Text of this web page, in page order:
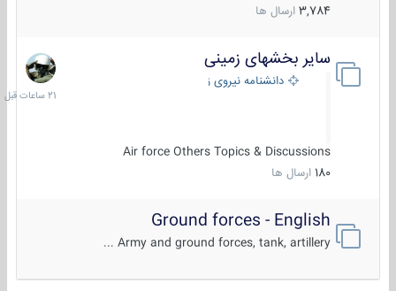
3,784 ارسال ها
سایر بخشهای زمینی
دانشنامه نیروی زمینی
Air force Others Topics & Discussions
180 ارسال ها
21
ساعات
قبل
Ground forces - English
Army and ground forces, tank, artillery ...